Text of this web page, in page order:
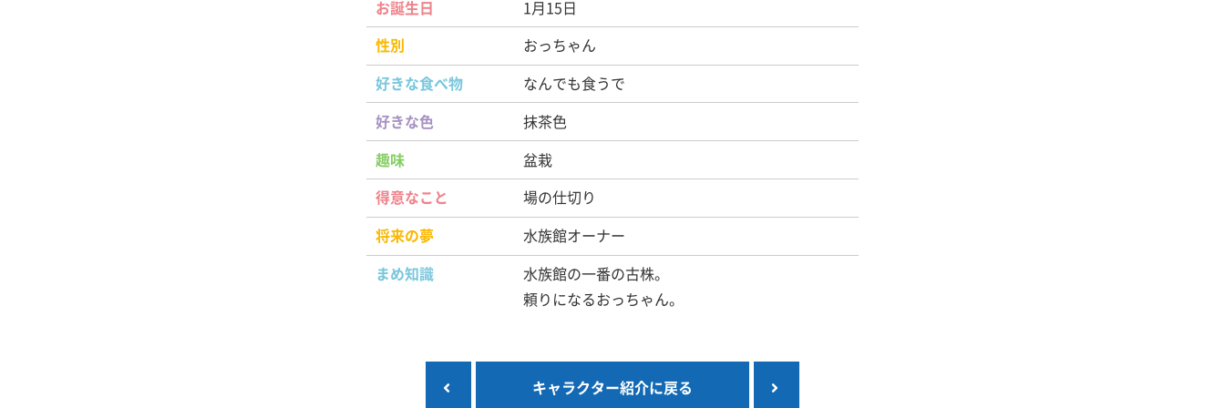
お誕生日 1月15日
性別 おっちゃん
好きな食べ物 なんでも食うで
好きな色 抹茶色
趣味 盆栽
得意なこと 場の仕切り
将来の夢 水族館オーナー
まめ知識
水族館の一番の古株。
頼りになるおっちゃん。
キャラクター紹介に戻る